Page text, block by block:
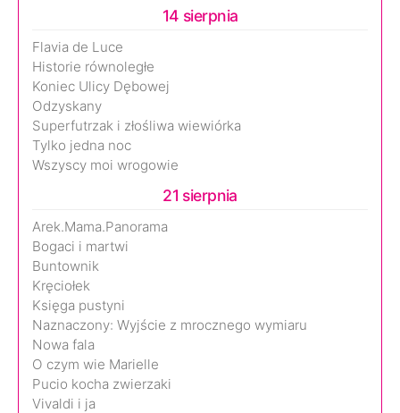
14 sierpnia
Flavia de Luce
Historie równoległe
Koniec Ulicy Dębowej
Odzyskany
Superfutrzak i złośliwa wiewiórka
Tylko jedna noc
Wszyscy moi wrogowie
21 sierpnia
Arek.Mama.Panorama
Bogaci i martwi
Buntownik
Kręciołek
Księga pustyni
Naznaczony: Wyjście z mrocznego wymiaru
Nowa fala
O czym wie Marielle
Pucio kocha zwierzaki
Vivaldi i ja